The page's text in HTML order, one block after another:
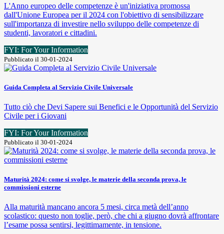
L'Anno europeo delle competenze è un'iniziativa promossa
dall'Unione Europea per il 2024 con l'obiettivo di sensibilizzare
sull'importanza di investire nello sviluppo delle competenze di
studenti, lavoratori e cittadini.
FYI: For Your Information
Pubblicato il 30-01-2024
Guida Completa al Servizio Civile Universale
Tutto ciò che Devi Sapere sui Benefici e le Opportunità del Servizio
Civile per i Giovani
FYI: For Your Information
Pubblicato il 30-01-2024
Maturità 2024: come si svolge, le materie della seconda prova, le
commissioni esterne
Alla maturità mancano ancora 5 mesi, circa metà dell’anno
scolastico: questo non toglie, però, che chi a giugno dovrà affrontare
l’esame possa sentirsi, legittimamente, in tensione.